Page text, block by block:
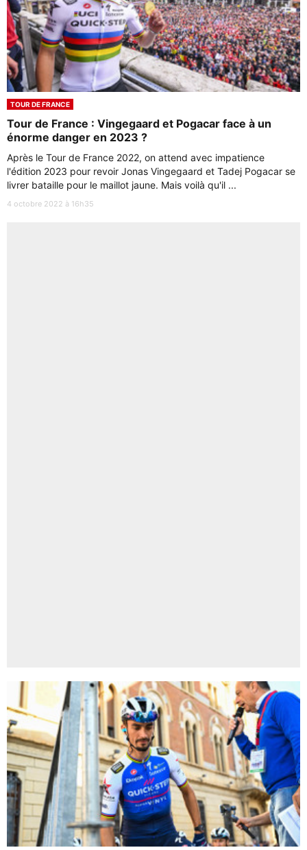
TOUR DE FRANCE
Tour de France : Vingegaard et Pogacar face à un
énorme danger en 2023 ?
Après le Tour de France 2022, on attend avec impatience
l'édition 2023 pour revoir Jonas Vingegaard et Tadej Pogacar se
livrer bataille pour le maillot jaune. Mais voilà qu'il ...
4 octobre 2022 à 16h35